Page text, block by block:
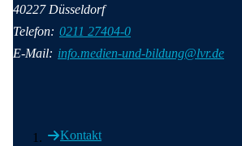
40227 Düsseldorf
Telefon: 0211 27404-0
E-Mail: info.medien-und-bildung@lvr.de
Kontakt